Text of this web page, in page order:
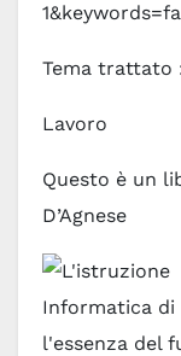
Tema trattato
Lavoro
Questo è un
D’Agnese